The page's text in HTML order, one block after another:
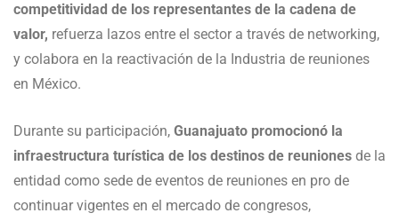
competitividad de los representantes de la cadena de
valor, refuerza lazos entre el sector a través de networking,
y colabora en la reactivación de la Industria de reuniones
en México.
Durante su participación, Guanajuato promocionó la
infraestructura turística de los destinos de reuniones de la
entidad como sede de eventos de reuniones en pro de
continuar vigentes en el mercado de congresos,